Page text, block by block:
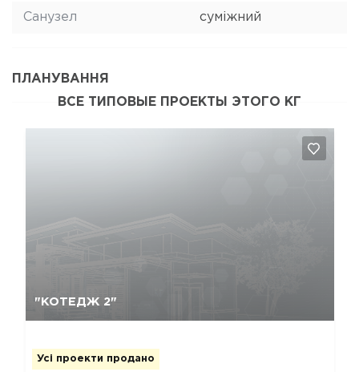
Санузел суміжний
ПЛАНУВАННЯ
ВСЕ ТИПОВЫЕ ПРОЕКТЫ ЭТОГО КГ
"КОТЕДЖ 2"
Усі проекти продано